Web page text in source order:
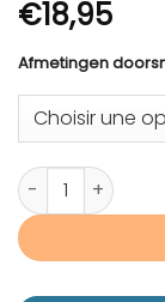
€18,95
Afmetingen
quantité de